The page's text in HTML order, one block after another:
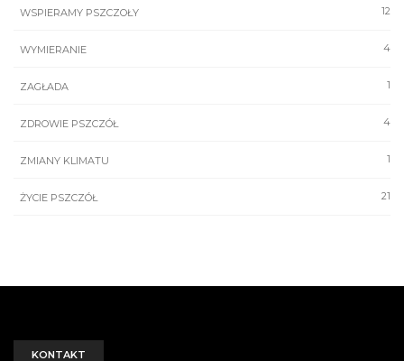
12
WSPIERAMY PSZCZOŁY
4
WYMIERANIE
1
ZAGŁADA
4
ZDROWIE PSZCZÓŁ
1
ZMIANY KLIMATU
21
ŻYCIE PSZCZÓŁ
KONTAKT